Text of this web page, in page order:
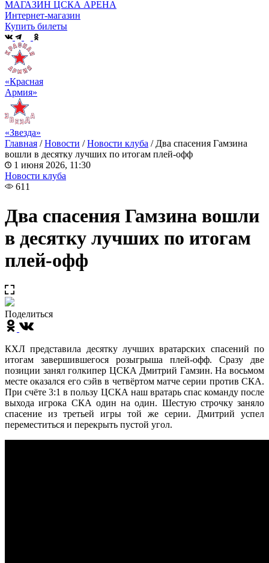
МАГАЗИН ЦСКА АРЕНА
Интернет-магазин
Купить билеты
«Красная
Армия»
«Звезда»
Главная /Новости /Новости клуба / Два спасения Гамзина
вошли в десятку лучших по итогам плей-офф
1 июня 2026, 11:30
Новости клуба
611
Два спасения Гамзина вошли
в десятку лучших по итогам
плей-офф
Поделиться
КХЛ представила десятку лучших вратарских спасений по
итогам завершившегося розыгрыша плей-офф. Сразу две
позиции занял голкипер ЦСКА Дмитрий Гамзин. На восьмом
месте оказался его сэйв в четвёртом матче серии против СКА.
При счёте 3:1 в пользу ЦСКА наш вратарь спас команду после
выхода игрока СКА один на один. Шестую строчку заняло
спасение из третьей игры той же серии. Дмитрий успел
переместиться и перекрыть пустой угол.